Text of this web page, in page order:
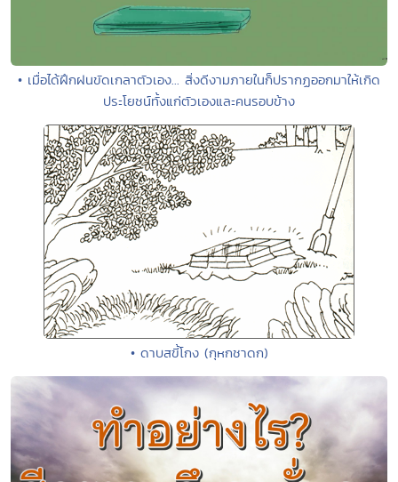
• เมื่อได้ฝึกฝนขัดเกลาตัวเอง... สิ่งดีงามภายในก็ปรากฏออกมาให้เกิด
ประโยชน์ทั้งแก่ตัวเองและคนรอบข้าง
• ดาบสขี้โกง (กุหกชาดก)